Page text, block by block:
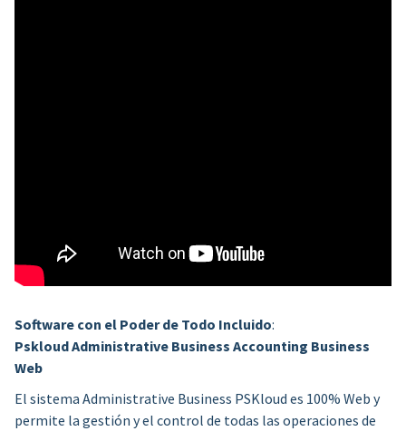
Software con el Poder de Todo Incluido:
Pskloud Administrative Business Accounting Business
Web
El sistema Administrative Business PSKloud es 100% Web y
permite la gestión y el control de todas las operaciones de